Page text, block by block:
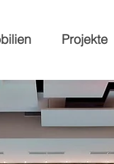
Projekte